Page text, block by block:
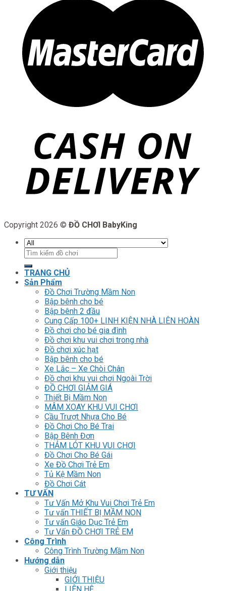
Copyright 2026 © ĐỒ CHƠI BabyKing
Tìm
TRANG CHỦ
Sản Phẩm
Đồ Chơi Trường Mầm Non
Bập bênh cho bé
Bập bênh 2 đầu
Cung Cấp 100+ LINH KIỆN NHÀ LIÊN HOÀN
Đồ chơi cho bé gia đình
Đồ chơi khu vui chơi trong nhà
Đồ chơi xúc hạt
Bập bênh cho bé
Xe Lắc – Xe Chòi Chân
Đồ chơi khu vui chơi Ngoài Trời
ĐỒ CHƠI GIẢM GIÁ
Thiết Bị Mầm Non
MÂM XOAY KHU VUI CHƠI
Cầu Trượt Nhựa Cho Bé
Đồ Chơi Cho Bé Trai
Bập Bênh Đơn
THẢM LÓT KHU VUI CHƠI
Đồ Chơi Cho Bé Gái
Xe Đồ Chơi Trẻ Em
Tủ Kệ Mầm Non
Đồ Chơi Cát
TƯ VẤN
Tư Vấn Mở Khu Vui Chơi Trẻ Em
Tư vấn THIẾT BỊ MẦM NON
Tư vấn Giáo Dục Trẻ Em
Tư Vấn ĐỒ CHƠI TRẺ EM
Công Trình
Công Trình Trường Mầm Non
Hướng dẫn
Giới thiệu
GIỚI THIỆU